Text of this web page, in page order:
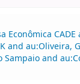
au:Oliveira,
and